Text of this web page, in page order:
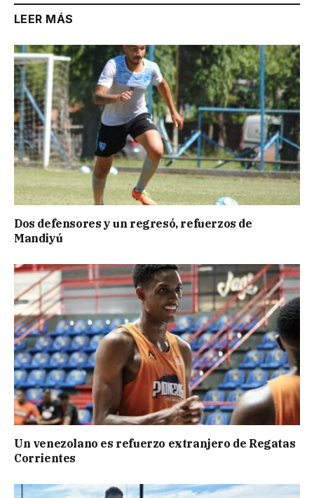
LEER MÁS
Dos defensores y un regresó, refuerzos de
Mandiyú
Un venezolano es refuerzo extranjero de Regatas
Corrientes